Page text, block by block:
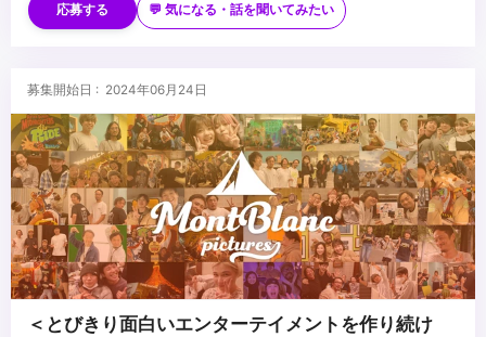
・モデリング、リギング、ライティング、ツール開発と言ったアニ
メーション以外の工程の知識がある方
...
応募する 💬 気になる・話を聞いてみたい
募集開始日 : 2024年06月24日
＜とびきり面白いエンターテイメントを作り続け